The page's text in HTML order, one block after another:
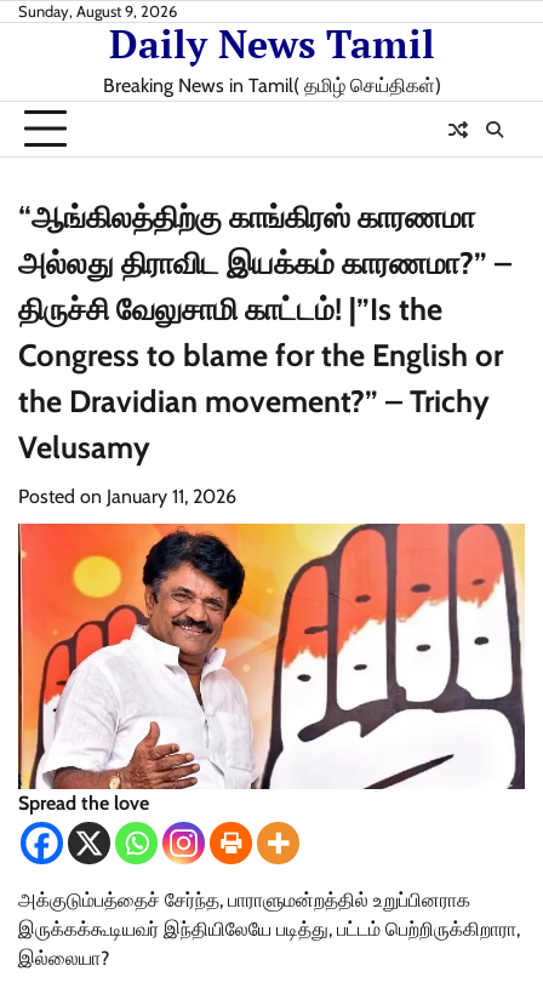
SkipSunday, August 9, 2026
Daily News Tamil
Breaking News in Tamil( தமிழ் செய்திகள்)
“ஆங்கிலத்திற்கு காங்கிரஸ் காரணமா
அல்லது திராவிட இயக்கம் காரணமா?” –
திருச்சி வேலுசாமி காட்டம்! |”Is the
Congress to blame for the English or
the Dravidian movement?” – Trichy
Velusamy
Posted on January 11, 2026
Spread the love
அக்குடும்பத்தைச் சேர்ந்த, பாராளுமன்றத்தில் உறுப்பினராக
இருக்கக்கூடியவர் இந்தியிலேயே படித்து, பட்டம் பெற்றிருக்கிறாரா,
இல்லையா?